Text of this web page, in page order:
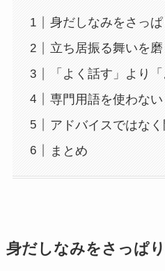
身だしなみをさっ
立ち居振る舞いを磨
「よく話す」より「
専門用語を使わない
アドバイスではな
まとめ
身だしなみをさっぱ